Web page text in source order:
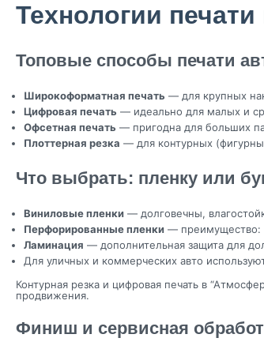
Технологии
Топовые способы печати
Широкоформатная печать — для крупных
Цифровая печать — идеально для малых и
Офсетная печать — пригодна для больших
Плоттерная резка — для контурных
Что выбрать: пленку или
Виниловые пленки — долговечны,
Перфорированные пленки — преимущество:
Ламинация — дополнительная защита для
Для уличных и коммерческих авто
Контурная резка и цифровая печать в
продвижения.
Финиш и сервисная